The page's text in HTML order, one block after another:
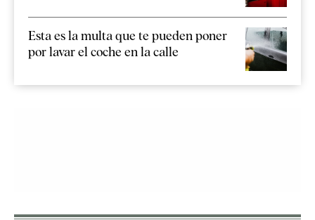
Esta es la multa que te pueden poner
por lavar el coche en la calle